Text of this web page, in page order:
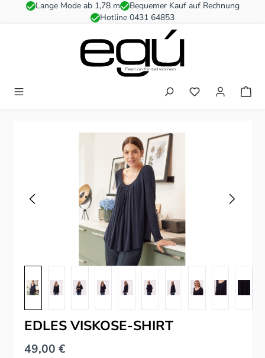
Zum Hauptinhalt springen
Lange Mode ab 1,78 m
Bequemer Kauf auf Rechnung
Hotline 0431 64853
Du hast 0
EDLES VISKOSE-SHIRT
49,00 €